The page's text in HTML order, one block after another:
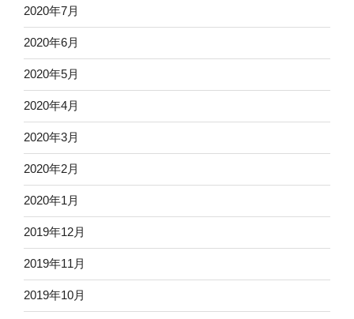
2020年7月
2020年6月
2020年5月
2020年4月
2020年3月
2020年2月
2020年1月
2019年12月
2019年11月
2019年10月